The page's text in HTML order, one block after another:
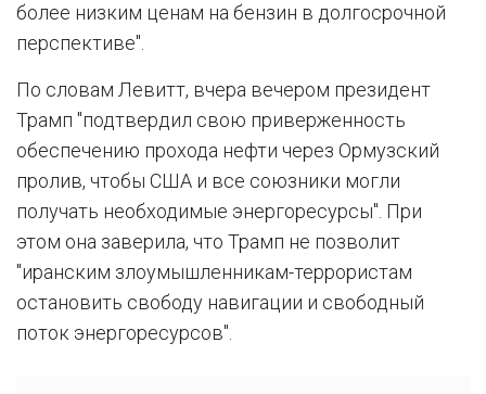
более низким ценам на бензин в долгосрочной
перспективе".
По словам Левитт, вчера вечером президент
Трамп "подтвердил свою приверженность
обеспечению прохода нефти через Ормузский
пролив, чтобы США и все союзники могли
получать необходимые энергоресурсы". При
этом она заверила, что Трамп не позволит
"иранским злоумышленникам-террористам
остановить свободу навигации и свободный
поток энергоресурсов".